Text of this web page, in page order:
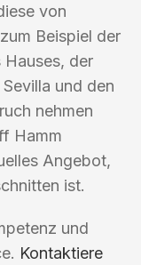
von
Beispiel der
der
und den
nehmen
Hamm
Angebot,
ist.
und
Kontaktiere